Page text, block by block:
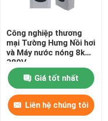
Công nghiệp thương
mại Tường Hưng Nồi hơi
và Máy nước nóng 8kw
380V
Giá tốt nhất
Liên hệ chúng tôi